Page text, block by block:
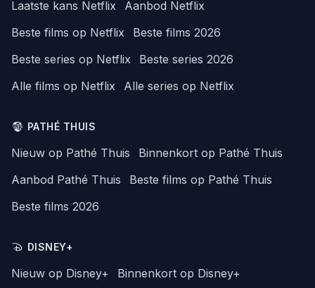
Laatste kans Netflix
Aanbod Netflix
Beste films op Netflix
Beste films 2026
Beste series op Netflix
Beste series 2026
Alle films op Netflix
Alle series op Netflix
PATHÉ THUIS
Nieuw op Pathé Thuis
Binnenkort op Pathé Thuis
Aanbod Pathé Thuis
Beste films op Pathé Thuis
Beste films 2026
DISNEY+
Nieuw op Disney+
Binnenkort op Disney+